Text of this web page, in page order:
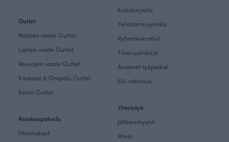
Outlet
Naisten vaate Outlet
Lasten vaate Outlet
Vauvojen vaate Outlet
Kankaat & Ompelu Outlet
Kotiin Outlet
Asiakaspalvelu
Mitoitukset
Kuosikirjasto
Tehtaanmyymälä
Ryhmävierailut
Tilaa uutiskirje
Avoimet työpaikat
EU-rahoitus
Yhteistyö
Jälleenmyynti
Press